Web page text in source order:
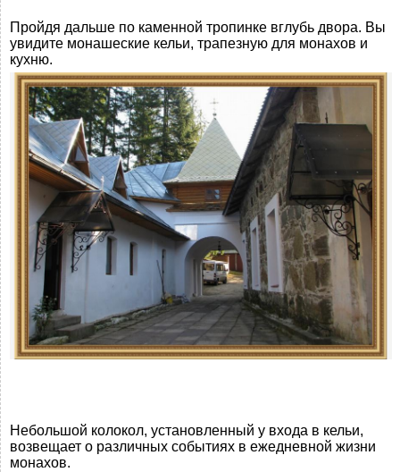
Пройдя дальше по каменной тропинке вглубь двора. Вы
увидите монашеские кельи, трапезную для монахов и
кухню.
Небольшой колокол, установленный у входа в кельи,
возвещает о различных событиях в ежедневной жизни
монахов.